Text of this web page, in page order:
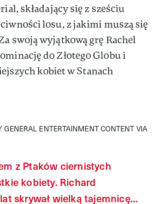
składający się z sześciu
losu, z jakimi muszą się
swoją wyjątkową grę Rachel
do Złotego Globu i
kobiet w Stanach
GENERAL ENTERTAINMENT CONTENT VIA
z Ptaków ciernistych
kobiety. Richard
skrywał wielką tajemnicę...